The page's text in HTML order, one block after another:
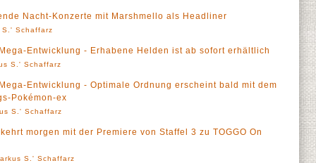
Nacht-Konzerte mit Marshmello als Headliner
S.' Schaffarz
Entwicklung - Erhabene Helden ist ab sofort erhältlich
S.' Schaffarz
Entwicklung - Optimale Ordnung erscheint bald mit dem
Pokémon-ex
S.' Schaffarz
morgen mit der Premiere von Staffel 3 zu TOGGO On
S.' Schaffarz